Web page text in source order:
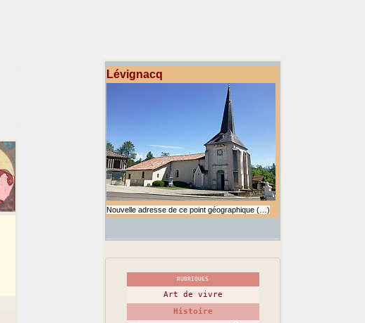
Lévignacq
Nouvelle adresse de ce point géographique (…)
RUBRIQUES
Art de vivre
Histoire